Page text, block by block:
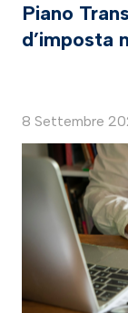
Piano
d’imposta
8 Settembre